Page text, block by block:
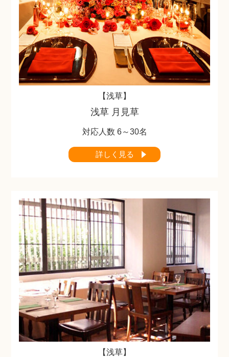
Q&A
【浅草】
浅草 月見草
対応人数 6～30名
詳しく見る
【浅草】